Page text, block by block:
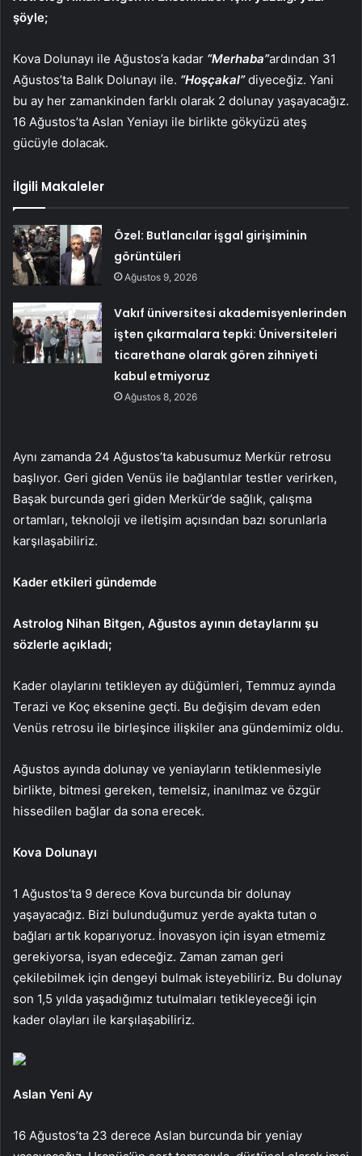
şöyle;
Kova Dolunayı ile Ağustos’a kadar “Merhaba”ardından 31
Ağustos’ta Balık Dolunayı ile. “Hoşçakal”diyeceğiz. Yani
bu ay her zamankinden farklı olarak 2 dolunay yaşayacağız.
16 Ağustos’ta Aslan Yeniayı ile birlikte gökyüzü ateş
gücüyle dolacak.
İlgili Makaleler
Özel: Butlancılar işgal girişiminin
görüntüleri
Ağustos 9, 2026
Vakıf üniversitesi akademisyenlerinden
işten çıkarmalara tepki: Üniversiteleri
ticarethane olarak gören zihniyeti
kabul etmiyoruz
Ağustos 8, 2026
Aynı zamanda 24 Ağustos’ta kabusumuz Merkür retrosu
başlıyor. Geri giden Venüs ile bağlantılar testler verirken,
Başak burcunda geri giden Merkür’de sağlık, çalışma
ortamları, teknoloji ve iletişim açısından bazı sorunlarla
karşılaşabiliriz.
Kader etkileri gündemde
Astrolog Nihan Bitgen, Ağustos ayının detaylarını şu
sözlerle açıkladı;
Kader olaylarını tetikleyen ay düğümleri, Temmuz ayında
Terazi ve Koç eksenine geçti. Bu değişim devam eden
Venüs retrosu ile birleşince ilişkiler ana gündemimiz oldu.
Ağustos ayında dolunay ve yeniayların tetiklenmesiyle
birlikte, bitmesi gereken, temelsiz, inanılmaz ve özgür
hissedilen bağlar da sona erecek.
Kova Dolunayı
1 Ağustos’ta 9 derece Kova burcunda bir dolunay
yaşayacağız. Bizi bulunduğumuz yerde ayakta tutan o
bağları artık koparıyoruz. İnovasyon için isyan etmemiz
gerekiyorsa, isyan edeceğiz. Zaman zaman geri
çekilebilmek için dengeyi bulmak isteyebiliriz. Bu dolunay
son 1,5 yılda yaşadığımız tutulmaları tetikleyeceği için
kader olayları ile karşılaşabiliriz.
Aslan Yeni Ay
16 Ağustos’ta 23 derece Aslan burcunda bir yeniay